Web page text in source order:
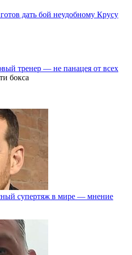
дать бой неудобному Крусу
тренер — не панацея от всех
супертяж в мире — мнение